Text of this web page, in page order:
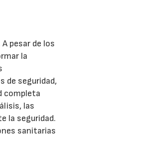
pesar de los
la
de seguridad,
completa
las
la seguridad.
sanitarias